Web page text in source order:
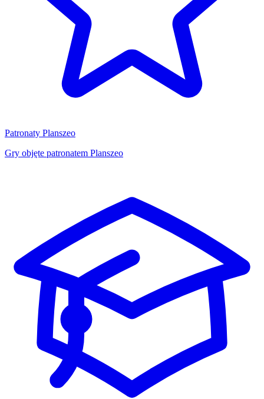
Patronaty Planszeo
Gry objęte patronatem Planszeo